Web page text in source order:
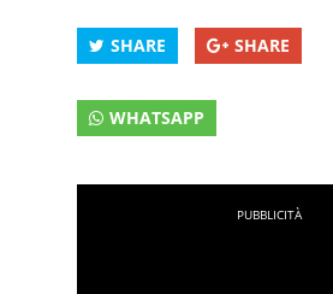
SHARE SHARE
WHATSAPP